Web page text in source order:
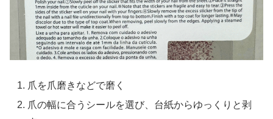
爪を爪磨きなどで磨く
爪の幅に合うシールを選び、台紙からゆっくりと剥